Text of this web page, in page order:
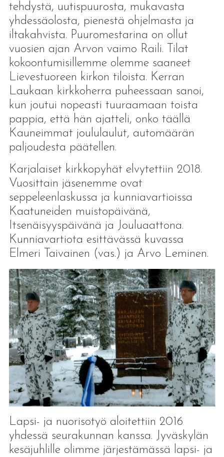
tehdystä, uutispuurosta, mukavasta
yhdessäolosta, pienestä ohjelmasta ja
iltakahvista. Puuromestarina on ollut
vuosien ajan Arvon vaimo Raili. Tilat
kokoontumisillemme olemme saaneet
Lievestuoreen kirkon tiloista. Kerran
Laukaan kirkkoherra puheessaan sanoi,
kun joutui nopeasti tuuraamaan toista
pappia, että hän ajatteli, onko täällä
Kauneimmat joululaulut, automäärän
paljoudesta päätellen.
Karjalaiset kirkkopyhät elvytettiin 2018.
Vuosittain jäsenemme ovat
seppeleenlaskussa ja kunniavartioissa
Kaatuneiden muistopäivänä,
Itsenäisyyspäivänä ja Jouluaattona.
Kunniavartiota esittävässä kuvassa
Elmeri Taivainen (vas.) ja Arvo Leminen.
Lapsi- ja nuorisotyö aloitettiin 2016
yhdessä seurakunnan kanssa. Jyväskylän
kesäjuhlille olimme järjestämässä lapsi- ja